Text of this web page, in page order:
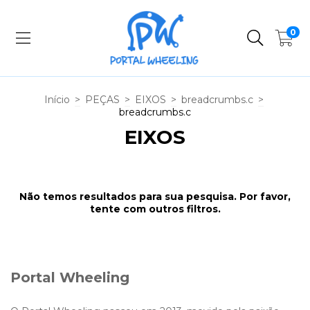
0
Início > PEÇAS > EIXOS > breadcrumbs.c >
breadcrumbs.c
EIXOS
Não temos resultados para sua pesquisa. Por favor,
tente com outros filtros.
Portal Wheeling